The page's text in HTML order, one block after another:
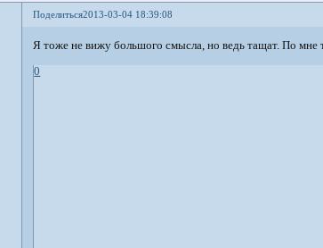
Поделиться2013-03-04 18:39:08
Я тоже не вижу большого смысла, но ведь тащат. По мне
0